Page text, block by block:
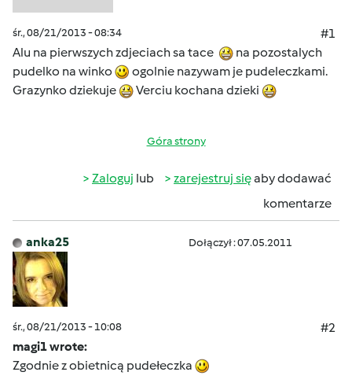
śr., 08/21/2013 - 08:34
#1
Alu na pierwszych zdjeciach sa tace
na pozostalych
pudelko na winko
ogolnie nazywam je pudeleczkami.
Grazynko dziekuje
Verciu kochana dzieki
Góra strony
Zaloguj lub zarejestruj sięaby dodawać
komentarze
anka25 Dołączył : 07.05.2011
śr., 08/21/2013 - 10:08
#2
magi1 wrote:
Zgodnie z obietnicą pudełeczka